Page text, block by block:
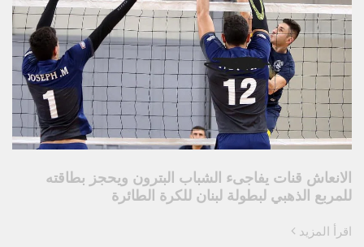
الانعاش قنات يفاجىء الشباب البترون ويحجز بطاقته
للمربع الذهبي لبطولة لبنان للكرة الطائرة
اقرأ المزيد